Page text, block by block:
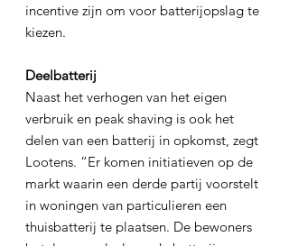
incentive zijn om voor batterijopslag te
kiezen.
Deelbatterij
Naast het verhogen van het eigen
verbruik en peak shaving is ook het
delen van een batterij in opkomst, zegt
Lootens. “Er komen initiatieven op de
markt waarin een derde partij voorstelt
in woningen van particulieren een
thuisbatterij te plaatsen. De bewoners